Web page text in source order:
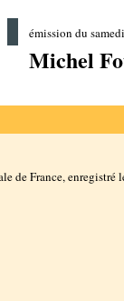
émission du
Michel
de France, enregistré